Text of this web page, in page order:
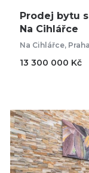
Prodej bytu
Na Cihlářce
Na Cihlářce,
13 300 000 Kč